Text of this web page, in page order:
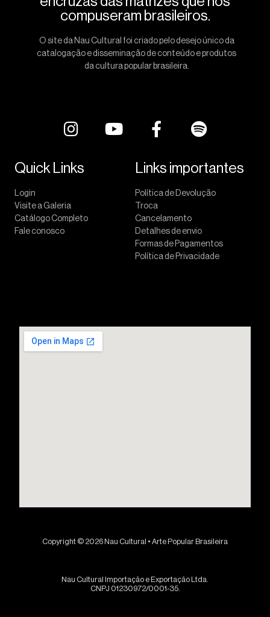
compuseram brasileiros.
O site da Nau Cultural foi criado pelo desejo único da
catalogação e disseminação de conteúdo e produtos
da cultura popular brasileira.
Quick Links
Login
Visite a Galeria
Catálogo Completo
Fale conosco
Links importantes
Política de Devolução
Troca
Cancelamento
Detalhes de envio
Formas de Pagamentos
Política de Privacidade
Copyright © 2026 Nau Cultural • Arte Popular Brasileira
Nau Cultural Importação e Exportação Ltda.
CNPJ 01230972/0001-35.